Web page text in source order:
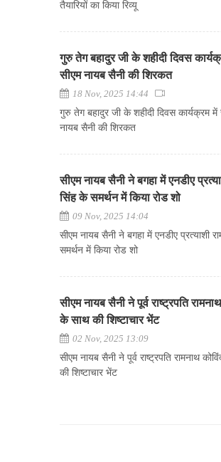
तैयारियों का किया रिव्यू
गुरु तेग बहादुर जी के शहीदी दिवस
सीएम नायब सैनी की शिरकत
18 Nov, 2025 14:44
गुरु तेग बहादुर जी के शहीदी दिवस कार्यक्रम में
नायब सैनी की शिरकत
सीएम नायब सैनी ने बगहा में एनडीए
सिंह के समर्थन में किया रोड शो
09 Nov, 2025 14:04
सीएम नायब सैनी ने बगहा में एनडीए प्रत्याशी
समर्थन में किया रोड शो
सीएम नायब सैनी ने पूर्व राष्ट्रपति
के साथ की शिष्टाचार भेंट
02 Nov, 2025 13:09
सीएम नायब सैनी ने पूर्व राष्ट्रपति रामनाथ
की शिष्टाचार भेंट